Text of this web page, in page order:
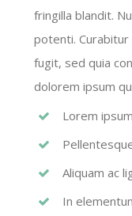
fringilla blandit.
potenti.
fugit, sed quia
dolorem ipsum
Lorem
Aliquam ac
In